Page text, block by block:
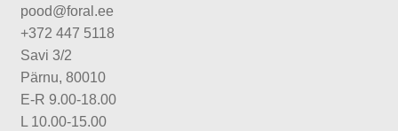
pood@foral.ee
+372 447 5118
Savi 3/2
Pärnu, 80010
E-R 9.00-18.00
L 10.00-15.00